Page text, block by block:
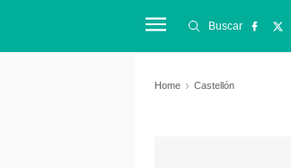
Buscar
Home Castellón